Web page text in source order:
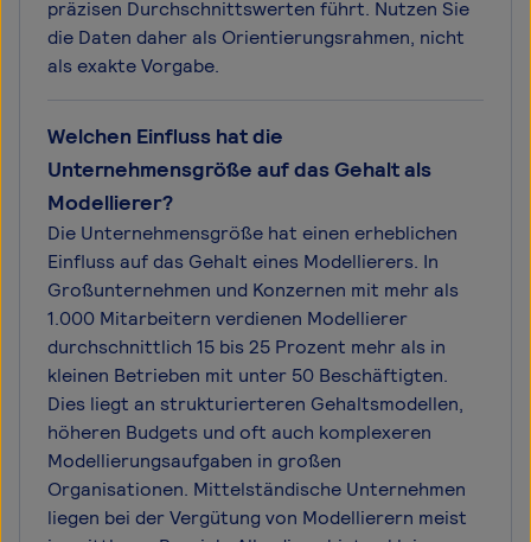
präzisen Durchschnittswerten führt. Nutzen Sie
die Daten daher als Orientierungsrahmen, nicht
als exakte Vorgabe.
Welchen Einfluss hat die
Unternehmensgröße auf das Gehalt als
Modellierer?
Die Unternehmensgröße hat einen erheblichen
Einfluss auf das Gehalt eines Modellierers. In
Großunternehmen und Konzernen mit mehr als
1.000 Mitarbeitern verdienen Modellierer
durchschnittlich 15 bis 25 Prozent mehr als in
kleinen Betrieben mit unter 50 Beschäftigten.
Dies liegt an strukturierteren Gehaltsmodellen,
höheren Budgets und oft auch komplexeren
Modellierungsaufgaben in großen
Organisationen. Mittelständische Unternehmen
liegen bei der Vergütung von Modellierern meist